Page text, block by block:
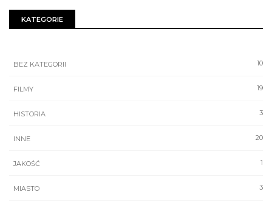
KATEGORIE
10
BEZ KATEGORII
19
FILMY
3
HISTORIA
20
INNE
1
JAKOŚĆ
3
MIASTO